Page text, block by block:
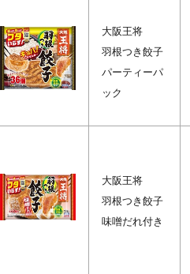
大阪王将
羽根つき餃子
パーティーパ
ック
大阪王将
羽根つき餃子
味噌だれ付き